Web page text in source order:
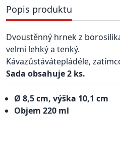
Popis produktu
Dvoustěnný hrnek z
velmi lehký a tenký.
Kávazůstávátepládéle,
Sada obsahuje 2 ks.
Ø 8,5cm, výška 10,1 cm
Objem 220 ml